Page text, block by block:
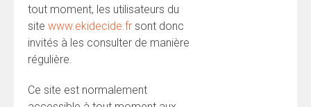
tout moment, les utilisateurs du
site www.ekidecide.fr sont donc
invités à les consulter de manière
régulière.
Ce site est normalement